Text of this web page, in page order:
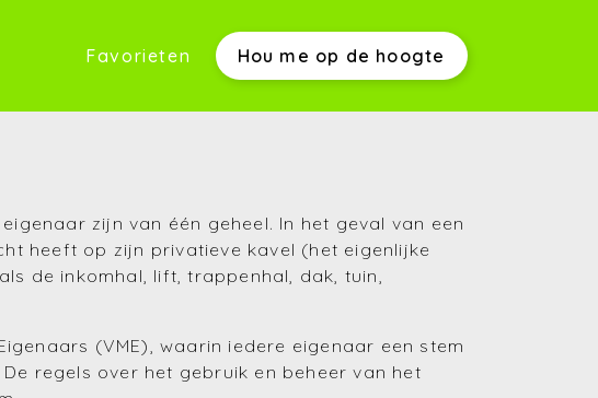
(Onze werkwijze)
Favorieten Hou me op de hoogte
zijn van één geheel. In het geval van een
heeft op zijn privatieve kavel (het eigenlijke
de inkomhal, lift, trappenhal, dak, tuin,
(VME), waarin iedere eigenaar een stem
regels over het gebruik en beheer van het